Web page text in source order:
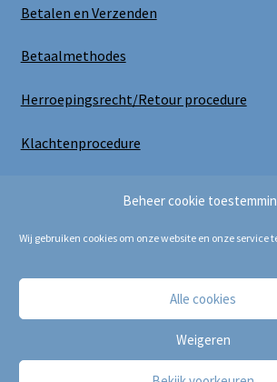
Beheer cookie
Wij gebruiken cookies om onze website en onze service
Alle cookies
Weigeren
Betalen en Verzenden
Betaalmethodes
Herroepingsrecht/Retour procedure
Klachtenprocedure
Copyright Bij Cora 2025